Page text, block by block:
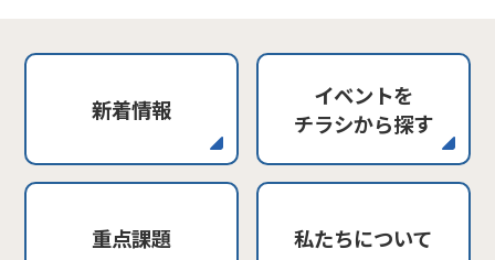
新着情報
イベントを
チラシから探す
重点課題 私たちについて